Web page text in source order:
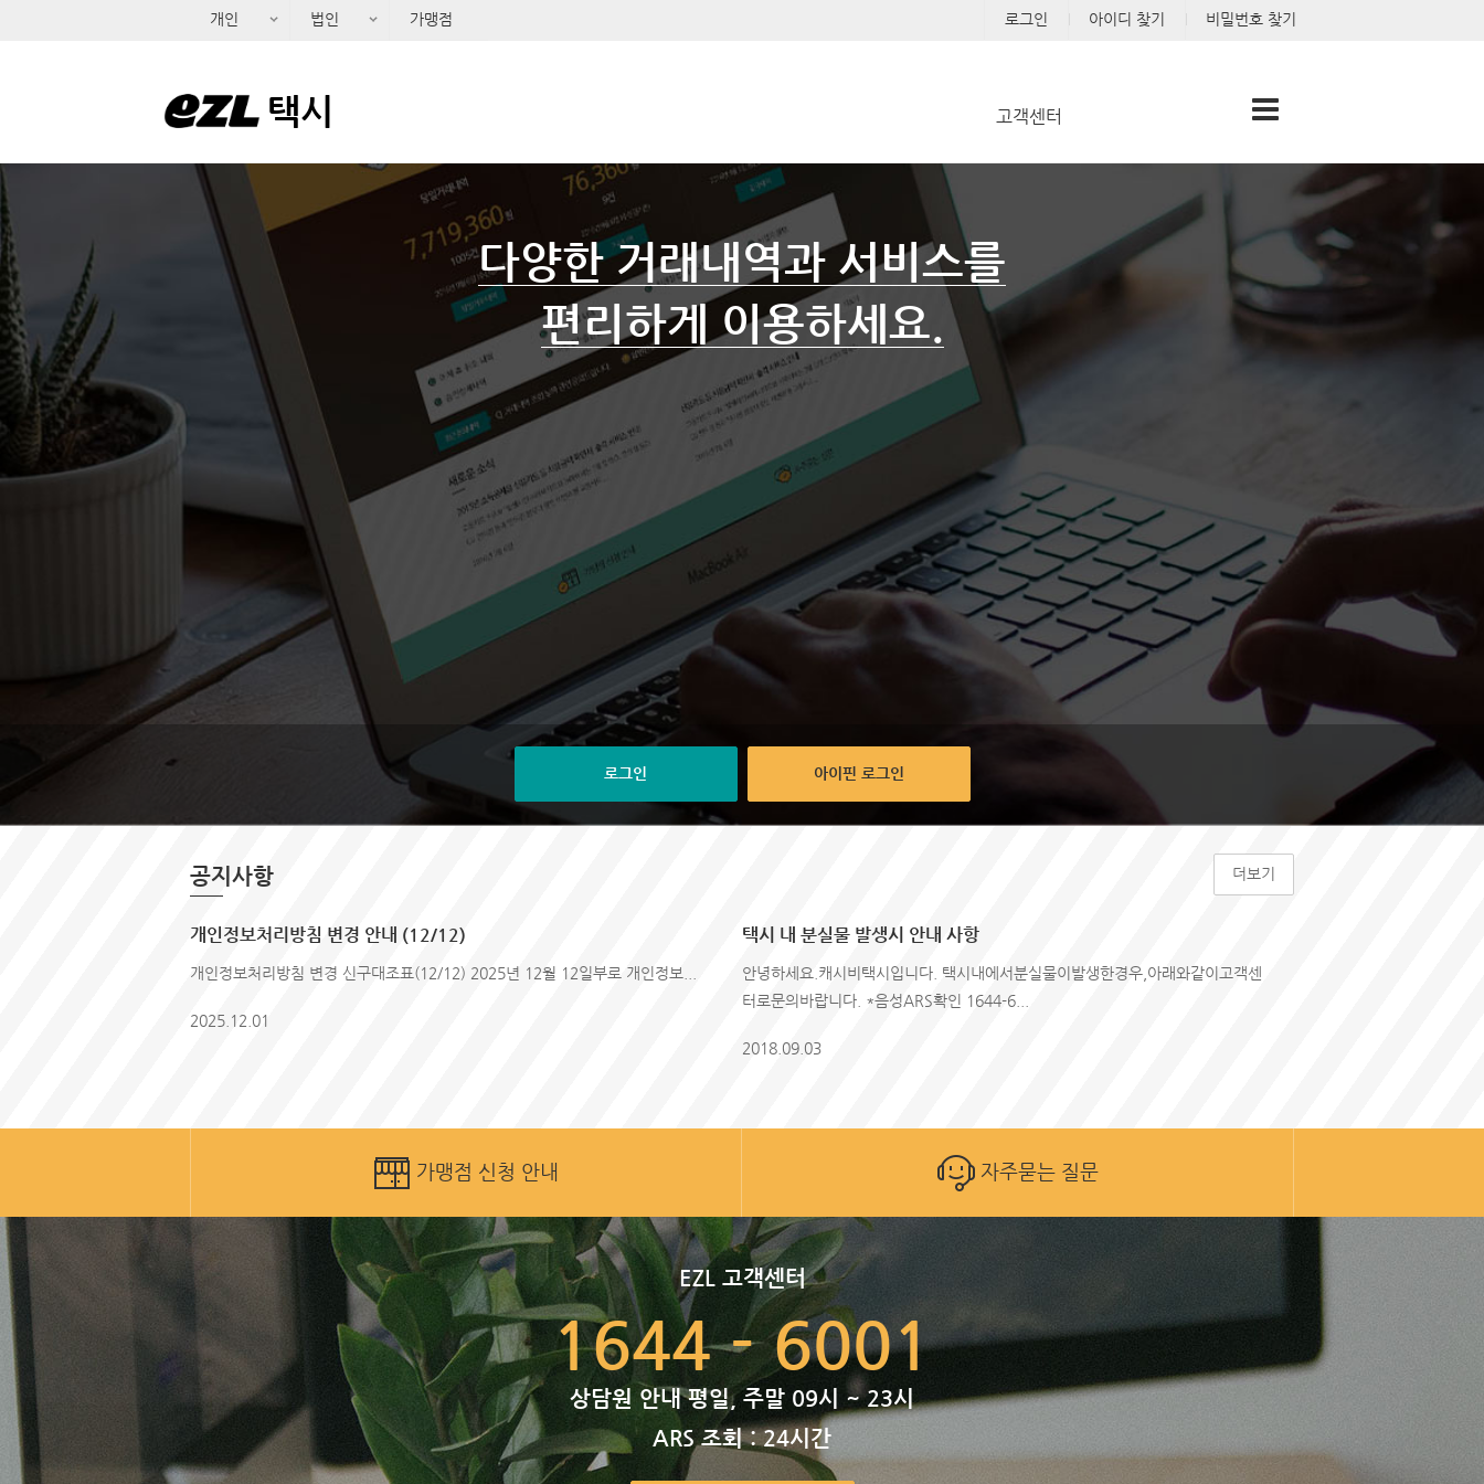
개인 법인 가맹점 로그인 아이디 찾기 비밀번호 찾기
택시 고객센터
다양한 거래내역과 서비스를
편리하게 이용하세요.
로그인 아이핀 로그인
공지사항
개인정보처리방침 변경 안내 (12/12)
개인정보처리방침 변경 신구대조표(12/12) 2025년 12월 12일부로 개인정보...
2025.12.01
택시 내 분실물 발생시 안내 사항
안녕하세요.캐시비택시입니다. 택시내에서분실물이발생한경우,아래와같이고객센
터로문의바랍니다. *음성ARS확인 1644-6...
2018.09.03
더보기
가맹점 신청 안내 자주묻는 질문
EZL 고객센터
1644 - 6001
상담원 안내 평일, 주말 09시 ~ 23시
ARS 조회 : 24시간